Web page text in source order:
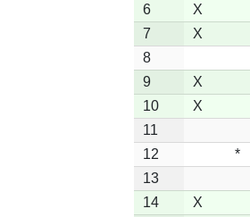
6
X
7
X
8
9
X
10
X
11
12
*
13
14
X